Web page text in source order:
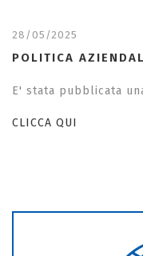
28/05/2025
POLITICA
E' stata pubblicata
CLICCA QUI